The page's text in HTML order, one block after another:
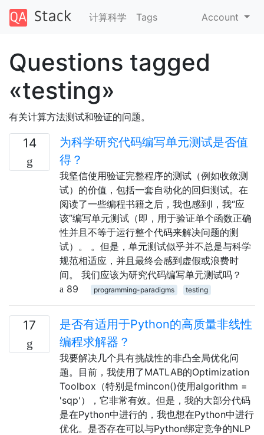
计算科学 Tags Account
Questions tagged
«testing»
有关计算方法测试和验证的问题。
14
为科学研究代码编写单元测试是否值
得？
我坚信使用验证完整程序的测试（例如收敛测
试）的价值，包括一套自动化的回归测试。在
阅读了一些编程书籍之后，我也感到I，我“应
该”编写单元测试（即，用于验证单个函数正确
性并且不等于运行整个代码来解决问题的测
试）。 。但是，单元测试似乎并不总是与科学
规范相适应，并且最终会感到虚假或浪费时
间。 我们应该为研究代码编写单元测试吗？
89
programming-paradigms testing
17
是否有适用于Python的高质量非线性
编程求解器？
我要解决几个具有挑战性的非凸全局优化问
题。目前，我使用了MATLAB的Optimization
Toolbox（特别是fmincon()使用algorithm =
'sqp'），它非常有效。但是，我的大部分代码
是在Python中进行的，我也想在Python中进行
优化。是否存在可以与Python绑定竞争的NLP